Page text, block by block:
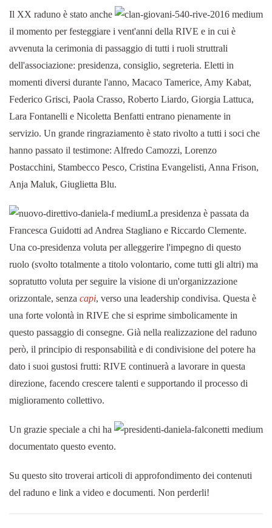
Il XX raduno è stato anche
il momento per festeggiare i vent'anni della RIVE e in cui è
avvenuta la cerimonia di passaggio di tutti i ruoli struttrali
dell'associazione: presidenza, consiglio, segreteria. Eletti in
momenti diversi durante l'anno, Macaco Tamerice, Amy Kabat,
Federico Grisci, Paola Crasso, Roberto Liardo, Giorgia Lattuca,
Lara Fontanelli e Nicoletta Benfatti entrano pienamente in
servizio. Un grande ringraziamento è stato rivolto a tutti i soci che
hanno passato il testimone: Alfredo Camozzi, Lorenzo
Postacchini, Stambecco Pesco, Cristina Evangelisti, Anna Frison,
Anja Maluk, Giuglietta Blu.
La presidenza è passata da
Francesca Guidotti ad Andrea Stagliano e Riccardo Clemente.
Una co-presidenza voluta per alleggerire l'impegno di questo
ruolo (svolto totalmente a titolo volontario, come tutti gli altri) ma
sopratutto voluta per seguire la visione di un'organizzazione
orizzontale, senza capi, verso una leadership condivisa. Questa è
una forte volontà in RIVE che si esprime simbolicamente in
questo passaggio di consegne. Già nella realizzazione del raduno
però, il principio di responsabilità e di condivisione del potere ha
dato i suoi gustosi frutti: RIVE continuerà a lavorare in questa
direzione, facendo crescere talenti e supportando il processo di
miglioramento collettivo.
Un grazie speciale a chi ha
documentato questo evento.
Su questo sito troverai articoli di approfondimento dei contenuti
del raduno e link a video e documenti. Non perderli!